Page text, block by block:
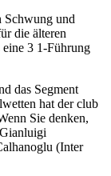
Schwung und
die älteren
eine 3 1-Führung
das Segment
hat der club
Sie denken,
(Inter